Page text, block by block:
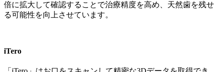
倍に拡大して確認することで治療精度を高め、天然歯を残せ
る可能性を向上させています。
iTero